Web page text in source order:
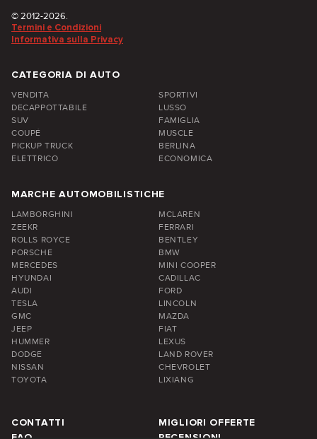
© 2012-2026.
Termini e Condizioni
Informativa sulla Privacy
CATEGORIA DI AUTO
VENDITA
SPORTIVI
DECAPPOTTABILE
LUSSO
SUV
FAMIGLIA
COUPÉ
MUSCLE
PICKUP TRUCK
BERLINA
ELETTRICO
ECONOMICA
MARCHE AUTOMOBILISTICHE
LAMBORGHINI
MCLAREN
ZEEKR
FERRARI
ROLLS ROYCE
BENTLEY
PORSCHE
BMW
MERCEDES
MINI COOPER
HYUNDAI
CADILLAC
AUDI
FORD
TESLA
LINCOLN
GMC
MAZDA
JEEP
FIAT
HUMMER
LEXUS
DODGE
LAND ROVER
NISSAN
CHEVROLET
TOYOTA
LIXIANG
CONTATTI
MIGLIORI OFFERTE